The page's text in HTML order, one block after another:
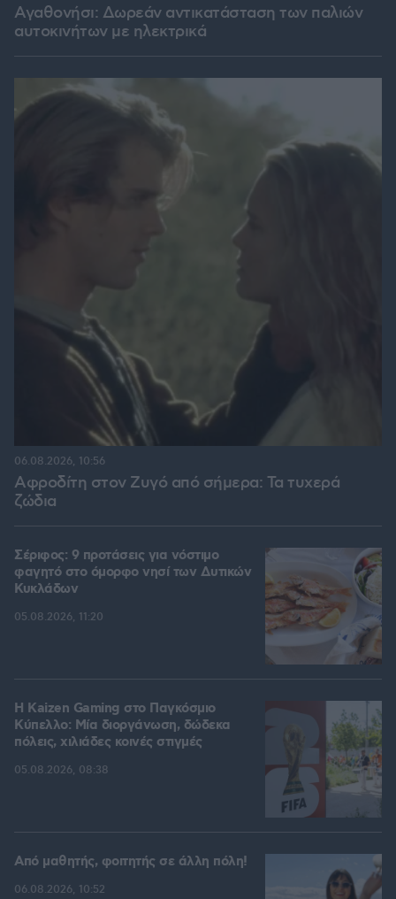
Αγαθονήσι: Δωρεάν αντικατάσταση των παλιών
αυτοκινήτων με ηλεκτρικά
Αφροδίτη στον Ζυγό από σήμερα: Τα τυχερά
ζώδια
06.08.2026, 10:56
Σέριφος: 9 προτάσεις για νόστιμο
φαγητό στο όμορφο νησί των Δυτικών
Κυκλάδων
05.08.2026, 11:20
H Kaizen Gaming στο Παγκόσμιο
Kύπελλο: Μία διοργάνωση, δώδεκα
πόλεις, χιλιάδες κοινές στιγμές
05.08.2026, 08:38
Από μαθητής, φοιτητής σε άλλη πόλη!
06.08.2026, 10:52